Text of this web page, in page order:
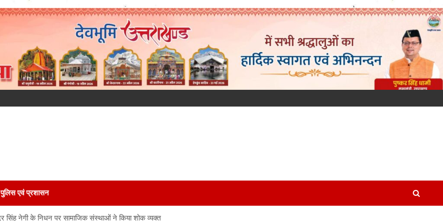
पुलिस एवं प्रशासन
सिंह नेगी के निधन पर सामाजिक संस्थाओं ने किया शोक व्यक्त